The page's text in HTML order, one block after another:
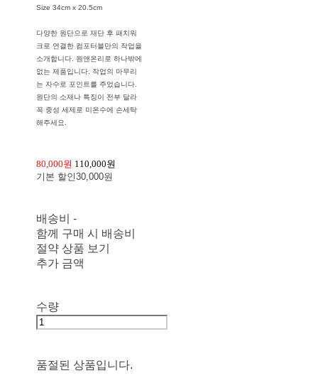
Size 34cm x 20.5cm
다양한 원단으로 재단 후 패치워
크로 연결한 컴포터블만의 작업을
소개합니다. 원앤온리로 하나밖에
없는 제품입니다. 작업의 마무리
는 자수로 포인트를 주었습니다.
원단의 소재나 특징이 전부 달라
꼭 중성 세제로 미온수에 손세탁
해주세요.
80,000원 110,000원
기본 할인30,000원
배송비-
함께 구매 시 배송비
절약 상품 보기
추가 금액
수량
품절된 상품입니다.